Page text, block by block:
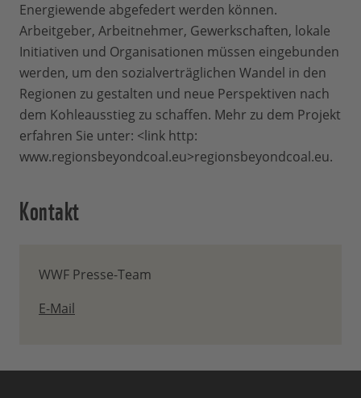
Energiewende abgefedert werden können.
Arbeitgeber, Arbeitnehmer, Gewerkschaften, lokale
Initiativen und Organisationen müssen eingebunden
werden, um den sozialverträglichen Wandel in den
Regionen zu gestalten und neue Perspektiven nach
dem Kohleausstieg zu schaffen. Mehr zu dem Projekt
erfahren Sie unter: <link http:
www.regionsbeyondcoal.eu>regionsbeyondcoal.eu.
Kontakt
WWF Presse-Team
E-Mail